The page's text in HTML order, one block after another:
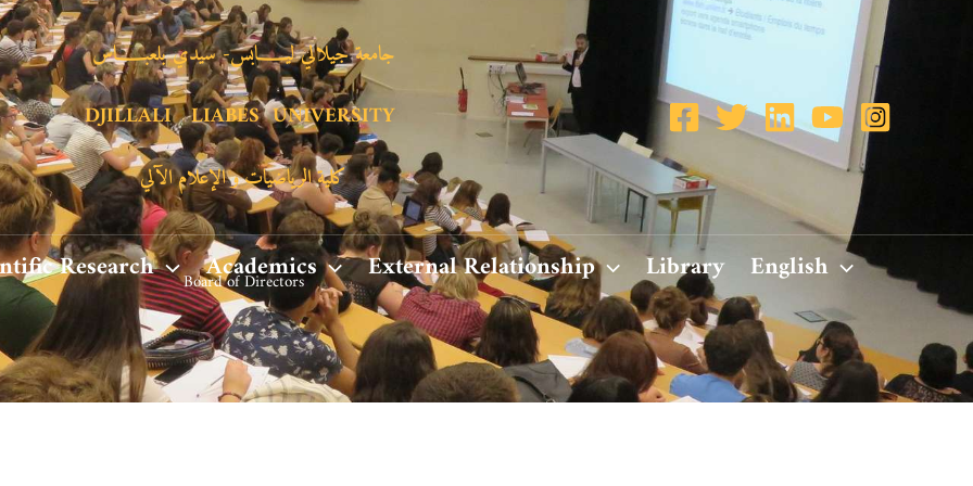
جامعة جيلالي ليـــــــابس- سيدي بلعبـــــــاس
DJILLALI LIABES UNIVERSITY
كلية الرياضيات و الإعلام الآلي
Research Academics External Relationship Library English
Board of Directors